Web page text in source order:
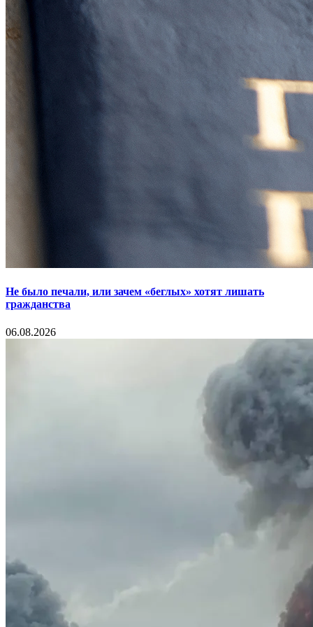
Не было печали, или зачем «беглых» хотят лишать
гражданства
06.08.2026